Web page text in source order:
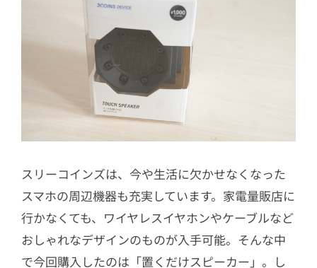
スリーコインズは、今や生活に欠かせなくなった
スマホの周辺機器も充実しています。家電量販店に
行かなくても、ワイヤレスイヤホンやケーブルなど
おしゃれなデザインのものが入手可能。そんな中
で今回購入したのは「置くだけスピーカー」。し